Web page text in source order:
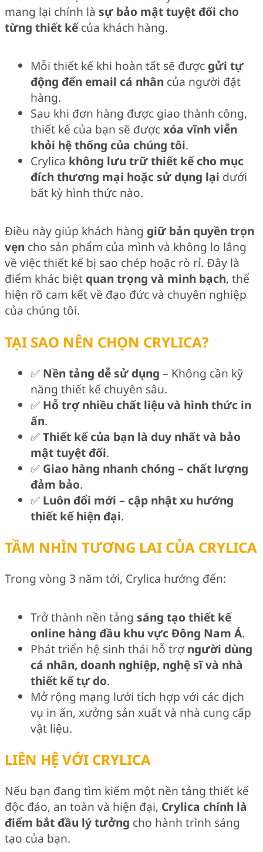
mang lại chính là sự bảo mật tuyệt đối cho
từng thiết kếcủa khách hàng.
Mỗi thiết kế khi hoàn tất sẽ được gửi tự
động đến email cá nhân của người đặt
hàng.
Sau khi đơn hàng được giao thành công,
thiết kế của bạn sẽ đượcxóa vĩnh viễn
khỏi hệ thống của chúng tôi.
Crylica không lưu trữ thiết kế cho mục
đích thương mại hoặc sử dụng lại dưới
bất kỳ hình thức nào.
Điều này giúp khách hàng giữ bản quyền trọn
vẹn cho sản phẩm của mình và không lo lắng
về việc thiết kế bị sao chép hoặc rò rỉ. Đây là
điểm khác biệt quan trọng và minh bạch, thể
hiện rõ cam kết về đạo đức và chuyên nghiệp
của chúng tôi.
TẠI SAO NÊN CHỌN CRYLICA?
✅ Nền tảng dễ sử dụng – Không cần kỹ
năng thiết kế chuyên sâu.
✅ Hỗ trợ nhiều chất liệu và hình thức in
ấn.
✅Thiết kế của bạn là duy nhất và bảo
mật tuyệt đối.
✅ Giao hàng nhanh chóng – chất lượng
đảm bảo.
✅ Luôn đổi mới – cập nhật xu hướng
thiết kế hiện đại.
TẦM NHÌN TƯƠNG LAI CỦA CRYLICA
Trong vòng 3 năm tới, Crylica hướng đến:
Trở thành nền tảng sáng tạo thiết kế
online hàng đầu khu vực Đông Nam Á.
Phát triển hệ sinh thái hỗ trợngười dùng
cá nhân, doanh nghiệp, nghệ sĩ và nhà
thiết kế tự do.
Mở rộng mạng lưới tích hợp với các dịch
vụ in ấn, xưởng sản xuất và nhà cung cấp
vật liệu.
LIÊN HỆ VỚI CRYLICA
Nếu bạn đang tìm kiếm một nền tảng thiết kế
độc đáo, an toàn và hiện đại, Crylica chính là
điểm bắt đầu lý tưởng cho hành trình sáng
tạo của bạn.